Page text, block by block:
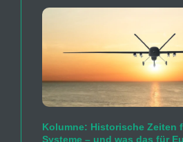
Kolumne: Historische Zeiten
Systeme – und was das für